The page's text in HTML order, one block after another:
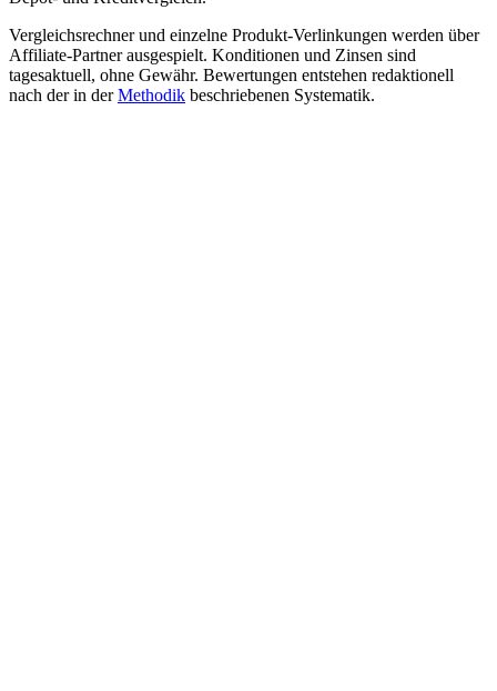
Vergleichsrechner und einzelne Produkt-Verlinkungen werden über
Affiliate-Partner ausgespielt. Konditionen und Zinsen sind
tagesaktuell, ohne Gewähr. Bewertungen entstehen redaktionell
nach der in derMethodik beschriebenen Systematik.